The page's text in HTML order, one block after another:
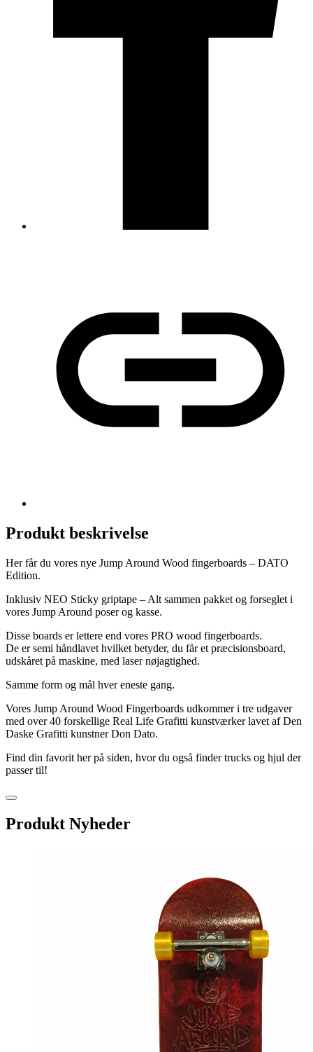
Produkt beskrivelse
Her får du vores nye Jump Around Wood fingerboards – DATO
Edition.
Inklusiv NEO Sticky griptape – Alt sammen pakket og forseglet i
vores Jump Around poser og kasse.
Disse boards er lettere end vores PRO wood fingerboards.
De er semi håndlavet hvilket betyder, du får et præcisionsboard,
udskåret på maskine, med laser nøjagtighed.
Samme form og mål hver eneste gang.
Vores Jump Around Wood Fingerboards udkommer i tre udgaver
med over 40 forskellige Real Life Grafitti kunstværker lavet af Den
Daske Grafitti kunstner Don Dato.
Find din favorit her på siden, hvor du også finder trucks og hjul der
passer til!
Produkt Nyheder